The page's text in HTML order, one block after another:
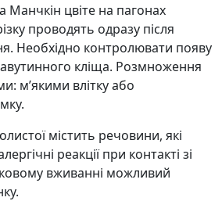
Манчкін цвіте на пагонах
проводять одразу після
Необхідно контролювати появу
кліща. Розмноження
м’якими влітку або
містить речовини, які
реакції при контакті зі
вживанні можливий